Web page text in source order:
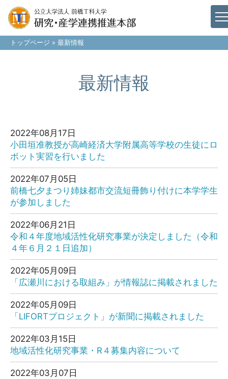
トップページ » 最新情報
最新情報
2022年08月17日
小田垣准教授が高崎経済大学附属高等学校の生徒にロ
ボット実習を行いました
2022年07月05日
前橋七夕まつり姉妹都市交流短冊飾り付けに本学学生
が参加しました
2022年06月21日
令和４年度地域活性化研究事業が決定しました（令和
４年６月２１日追加）
2022年05月09日
「広瀬川における取組み」が情報誌に掲載されました
2022年05月09日
「LIFORTプロジェクト」が新聞に掲載されました
2022年03月15日
地域活性化研究事業・R４募集内容について
2022年03月07日